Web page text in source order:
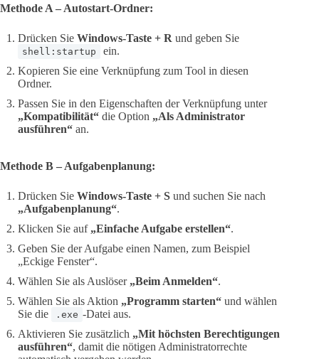
Methode A – Autostart-Ordner:
Drücken Sie Windows-Taste + R und geben Sie
shell:startup
ein.
Kopieren Sie eine Verknüpfung zum Tool in diesen
Ordner.
Passen Sie in den Eigenschaften der Verknüpfung unter
„Kompatibilität“ die Option „Als Administrator
ausführen“ an.
Methode B – Aufgabenplanung:
Drücken Sie Windows-Taste + S und suchen Sie nach
„Aufgabenplanung“.
Klicken Sie auf „Einfache Aufgabe erstellen“.
Geben Sie der Aufgabe einen Namen, zum Beispiel
„Eckige Fenster“.
Wählen Sie als Auslöser „Beim Anmelden“.
Wählen Sie als Aktion „Programm starten“ und wählen
Sie die
.exe -Datei aus.
Aktivieren Sie zusätzlich „Mit höchsten Berechtigungen
ausführen“, damit die nötigen Administratorrechte